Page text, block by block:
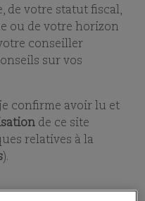
de votre statut fiscal,
ou de votre horizon
conseiller
sur vos
confirme avoir lu et
de ce site
relatives à la
).